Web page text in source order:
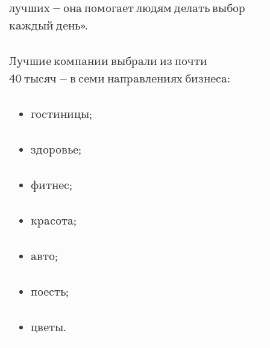
лучших — она помогает людям делать выбор
каждый день».
Лучшие компании выбрали из почти
40 тысяч — в семи направлениях бизнеса:
гостиницы;
здоровье;
фитнес;
красота;
авто;
поесть;
цветы.